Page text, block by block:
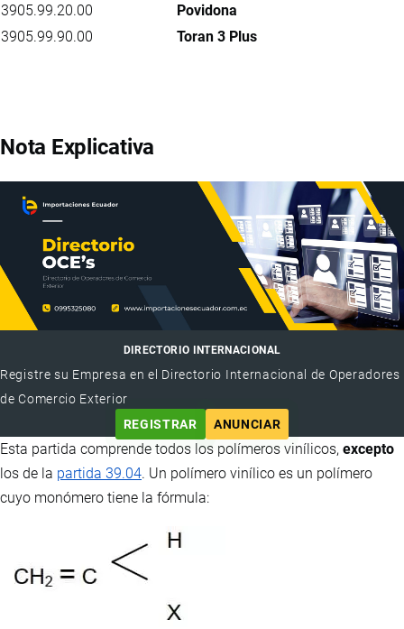
3905.99.20.00
Povidona
3905.99.90.00
Toran 3 Plus
Nota Explicativa
DIRECTORIO INTERNACIONAL
Registre su Empresa en el Directorio Internacional de Operadores
de Comercio Exterior
REGISTRAR
ANUNCIAR
Esta partida comprende todos los polímeros vinílicos, excepto
los de la partida 39.04. Un polímero vinílico es un polímero
cuyo monómero tiene la fórmula: